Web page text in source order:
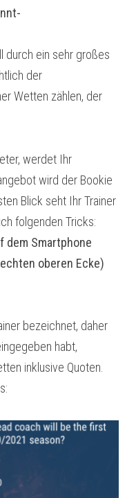
durch ein sehr großes
der
Wetten zählen, der
werdet Ihr
wird der Bookie
Blick seht Ihr Trainer
folgenden Tricks:
dem Smartphone
oberen Ecke)
bezeichnet, daher
habt,
inklusive Quoten.